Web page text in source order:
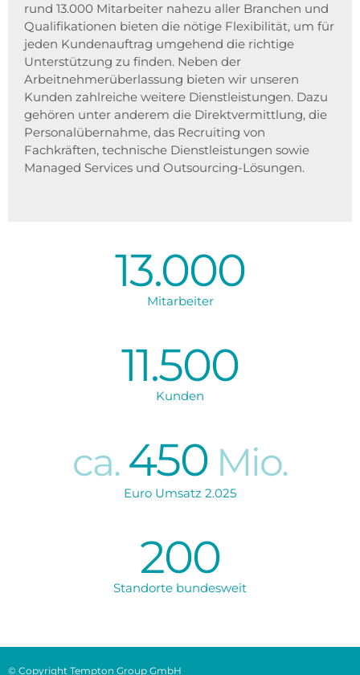
rund 13.000 Mitarbeiter nahezu aller Branchen und
Qualifikationen bieten die nötige Flexibilität, um für
jeden Kundenauftrag umgehend die richtige
Unterstützung zu finden. Neben der
Arbeitnehmerüberlassung bieten wir unseren
Kunden zahlreiche weitere Dienstleistungen. Dazu
gehören unter anderem die Direktvermittlung, die
Personalübernahme, das Recruiting von
Fachkräften, technische Dienstleistungen sowie
Managed Services und Outsourcing-Lösungen.
13.000
Mitarbeiter
11.500
Kunden
ca. 450 Mio.
Euro Umsatz 2.025
200
Standorte bundesweit
© Copyright Tempton Group GmbH